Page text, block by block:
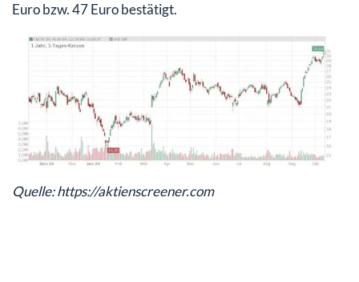
Euro bzw. 47 Euro bestätigt.
Quelle: https://aktienscreener.com